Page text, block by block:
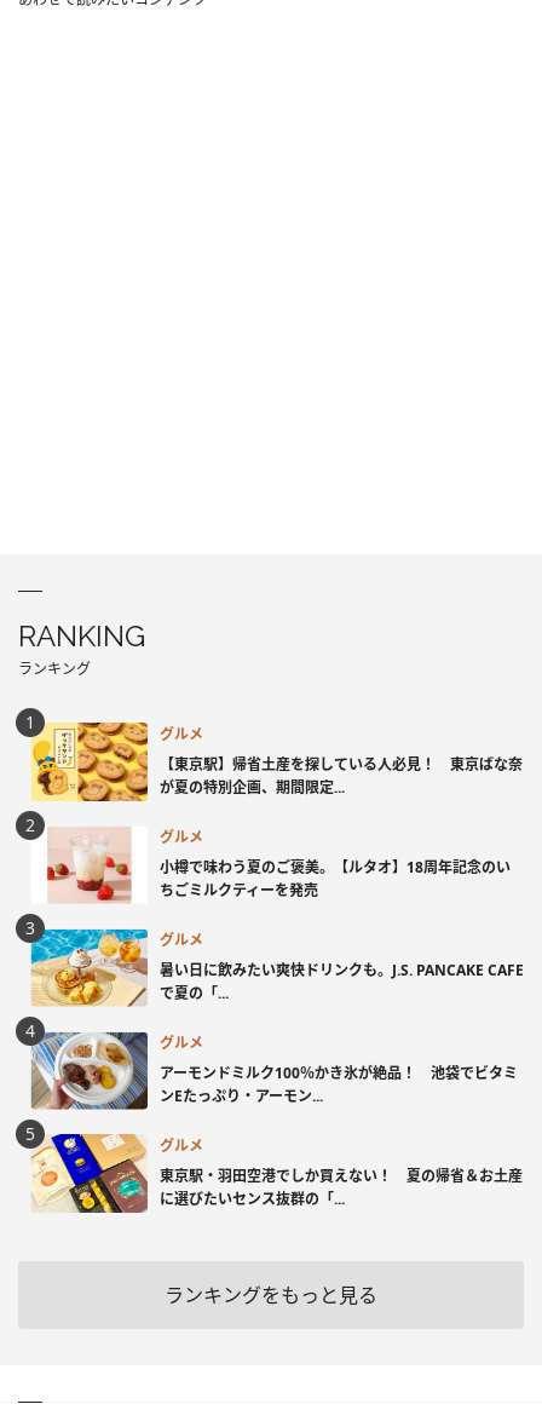
RANKING
ランキング
グルメ
【東京駅】帰省土産を探している人必見！ 東京ばな奈
が夏の特別企画、期間限定...
グルメ
小樽で味わう夏のご褒美。【ルタオ】18周年記念のい
ちごミルクティーを発売
グルメ
暑い日に飲みたい爽快ドリンクも。J.S. PANCAKE CAFE
で夏の「...
グルメ
アーモンドミルク100％かき氷が絶品！ 池袋でビタミ
ンEたっぷり・アーモン...
グルメ
東京駅・羽田空港でしか買えない！ 夏の帰省＆お土産
に選びたいセンス抜群の「...
ランキングをもっと見る